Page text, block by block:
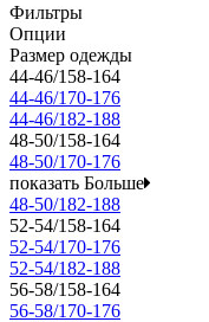
Фильтры
Опции
Размер одежды
44-46/158-164
44-46/170-176
44-46/182-188
48-50/158-164
48-50/170-176
показать Больше
48-50/182-188
52-54/158-164
52-54/170-176
52-54/182-188
56-58/158-164
56-58/170-176